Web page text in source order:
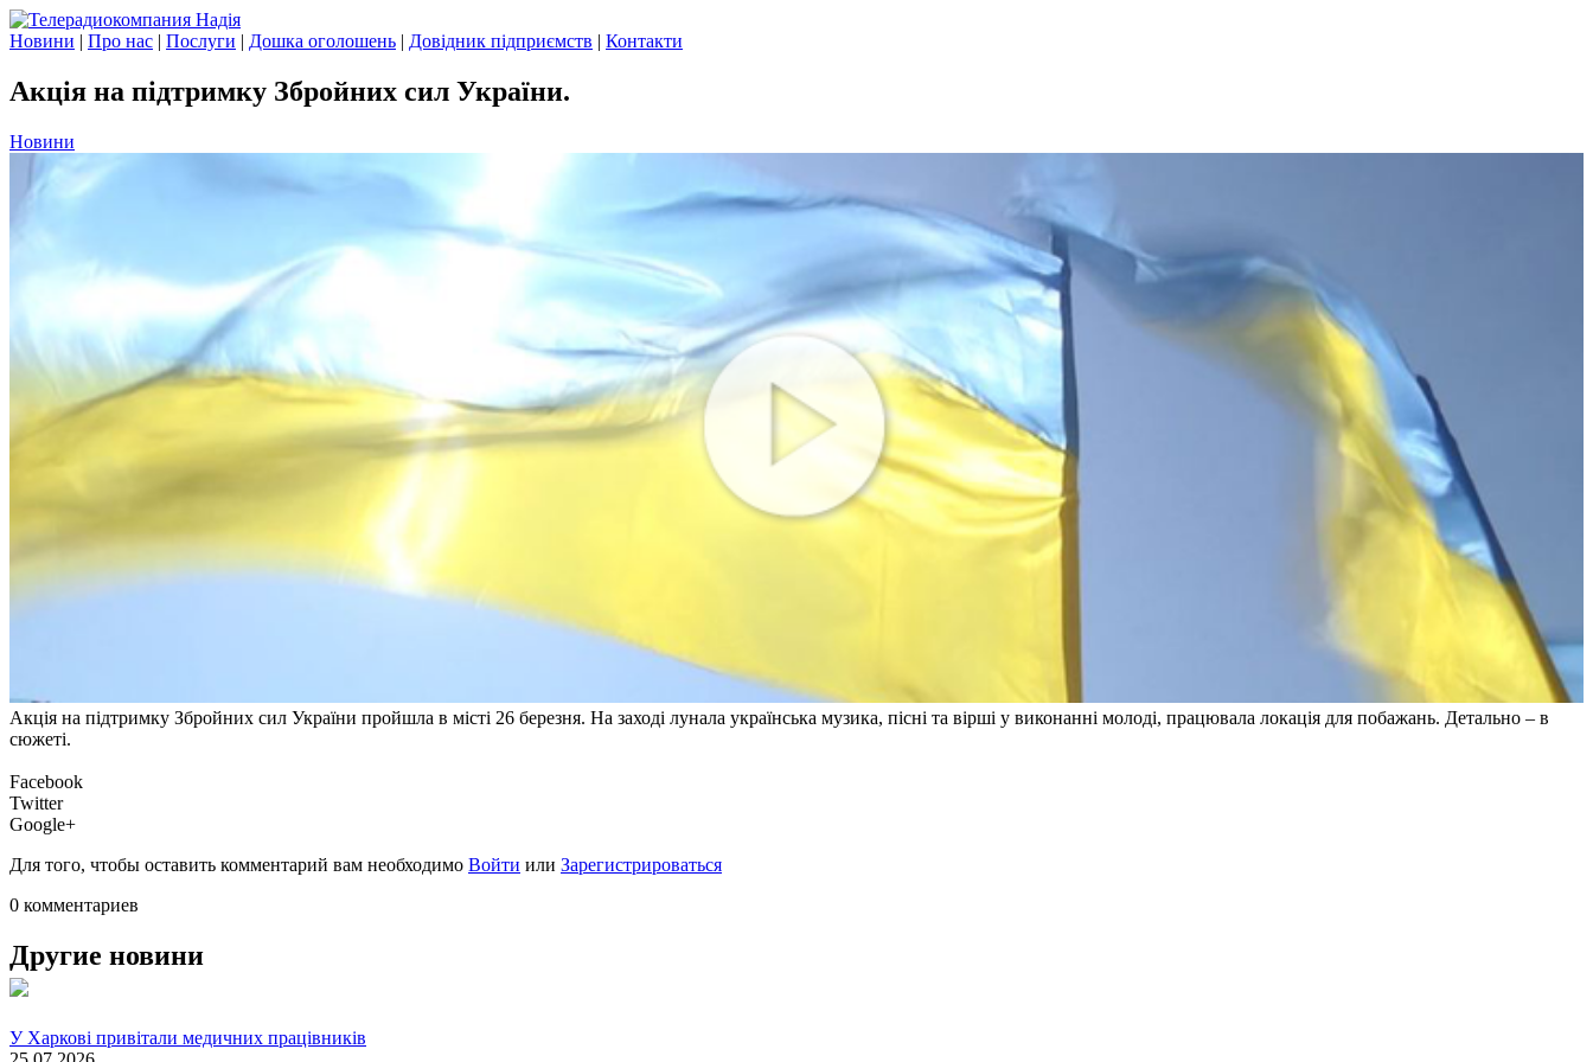
Новини | Про нас | Послуги | Дошка оголошень | Довідник підприємств | Контакти
Акція на підтримку Збройних сил України.
Новини
Акція на підтримку Збройних сил України пройшла в місті 26 березня. На заході лунала українська музика, пісні та вірші у виконанні молоді, працювала локація для побажань. Детально – в
сюжеті.
Facebook
Twitter
Google+
Для того, чтобы оставить комментарий вам необходимо Войти или Зарегистрироваться
0 комментариев
Другие новини
У Харкові привітали медичних працівників